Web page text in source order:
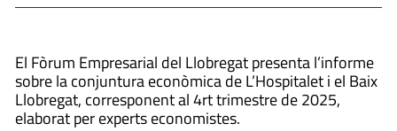
El Fòrum Empresarial del Llobregat presenta l’informe
sobre la conjuntura econòmica de L’Hospitalet i el Baix
Llobregat, corresponent al 4rt trimestre de 2025,
elaborat per experts economistes.